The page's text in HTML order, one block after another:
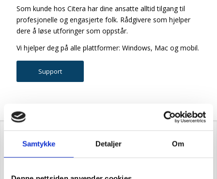
Samtykke Detaljer Om
Som kunde hos Citera har dine ansatte alltid tilgang til
profesjonelle og engasjerte folk. Rådgivere som hjelper
dere å løse utforinger som oppstår.
Vi hjelper deg på alle plattformer: Windows, Mac og mobil.
Support
HVA VÅRE KUNDER SIER